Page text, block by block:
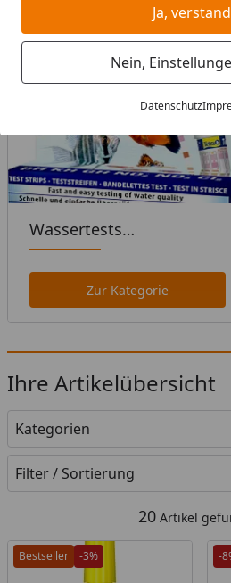
Ja,
Nein,
Datenschutz
Wählen Sie Ihre
Wassertests
Süßwasseraquaristik
Zur Kategorie
Ihre Artikelübersicht
Kategorien
Filter / Sortierung
20 Artikel
Bestseller -3% -